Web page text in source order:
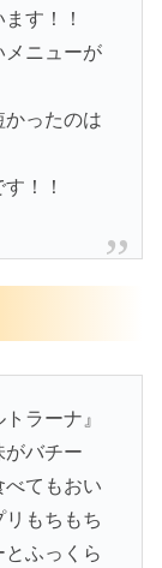
す！！
メニューが
かったのは
！！
ラーナ』
バチー
べてもおい
もちもち
ふっくら